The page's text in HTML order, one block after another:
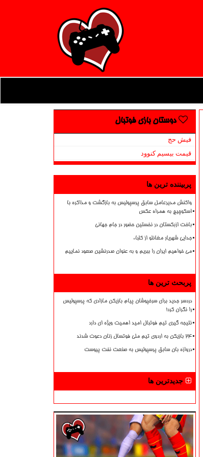
دوستان بازی فوتبال
فیش حج
قیمت بیسیم کنوود
پربیننده ترین ها
واکنش مدیرعامل سابق پرسپولیس به بازگشت و مذاکره با
اسکوچیچ به همراه عکس
باخت ازبکستان در نخستین حضور در جام جهانی
جدایی شهریار مغانلو از کلباء
می خواهیم ایران را ببریم و به عنوان صدرنشین صعود نماییم
پربحث ترین ها
دردسر جدید برای سرخپوشان پیام بازیکن مازادی که پرسپولیس
را نگران کرد!
نتیجه گیری تیم فوتبال امید اهمیت ویژه ای دارد
۲۴ بازیکن به اردوی تیم ملی فوتسال زنان دعوت شدند
دروازه بان سابق پرسپولیس به صنعت نفت پیوست
جدیدترین ها